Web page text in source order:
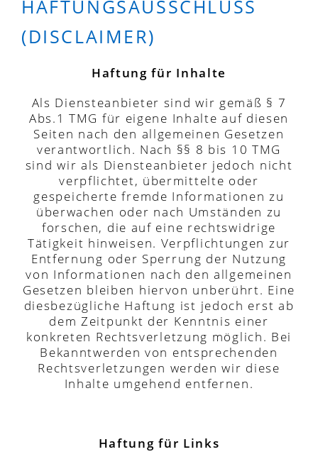
HAFTUNGSAUSSCHLUSS
(DISCLAIMER)
Haftung für Inhalte
Als Diensteanbieter sind wir gemäß § 7
Abs.1 TMG für eigene Inhalte auf diesen
Seiten nach den allgemeinen Gesetzen
verantwortlich. Nach §§ 8 bis 10 TMG
sind wir als Diensteanbieter jedoch nicht
verpflichtet, übermittelte oder
gespeicherte fremde Informationen zu
überwachen oder nach Umständen zu
forschen, die auf eine rechtswidrige
Tätigkeit hinweisen. Verpflichtungen zur
Entfernung oder Sperrung der Nutzung
von Informationen nach den allgemeinen
Gesetzen bleiben hiervon unberührt. Eine
diesbezügliche Haftung ist jedoch erst ab
dem Zeitpunkt der Kenntnis einer
konkreten Rechtsverletzung möglich. Bei
Bekanntwerden von entsprechenden
Rechtsverletzungen werden wir diese
Inhalte umgehend entfernen.
Haftung für Links